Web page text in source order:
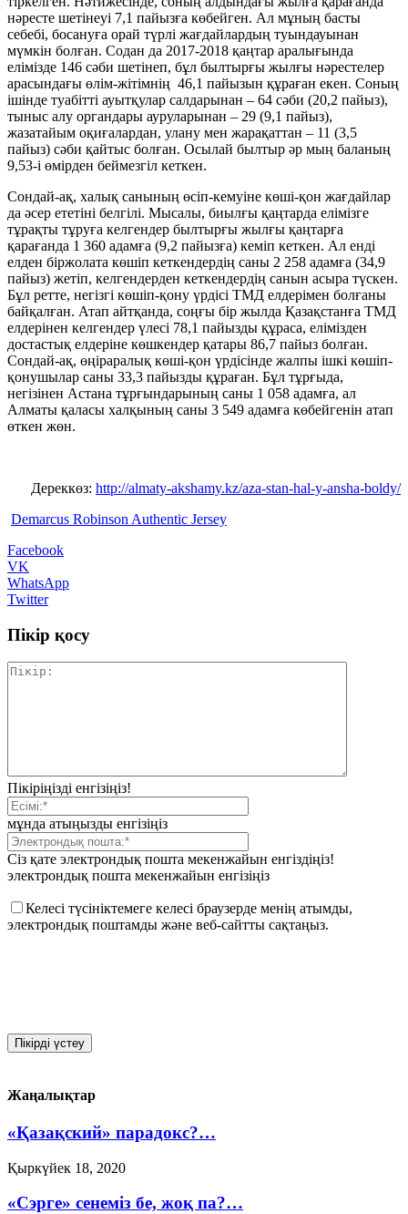
нәресте шетінеуі 7,1 пайыз­ға көбейген. Ал мұның басты
себебі, босануға орай түрлі жағдайлардың туын­дауынан
мүмкін болған. Содан да 2017-2018 қаңтар аралығында
елімізде 146 сәби шетінеп, бұл был­тырғы жылғы нәресте­лер
арасындағы өлім-жітімнің 46,1 пайызын құраған екен. Соның
ішінде туабітті ауытқулар салда­рынан – 64 сәби (20,2 пайыз),
ты­ныс алу орган­дары ауру­лары­нан – 29 (9,1 пайыз),
жазатайым оқиға­лардан, улану мен жара­қаттан – 11 (3,5
пайыз) сәби қайтыс болған. Осылай былтыр әр мың баланың
9,53-і өмірден беймезгіл кеткен.
Сондай-ақ, халық са­нының өсіп-кемуіне көші-қон жағдайлар
да әсер ететіні белгілі. Мысалы, биылғы қаңтарда елімізге
тұрақты тұруға келгендер былтырғы жылғы қаңтарға
қарағанда 1 360 адамға (9,2 пайызға) кеміп кеткен. Ал енді
елден біржолата көшіп кеткендердің саны 2 258 адамға (34,9
пайыз) жетіп, келгендерден кет­кендердің санын асыра түскен.
Бұл ретте, негізгі көшіп-қону үрдісі ТМД елдерімен болғаны
бай­қалған. Атап айтқанда, соңғы бір жылда Қазақ­станға ТМД
елдері­нен келгендер үлесі 78,1 пайызды құраса, елімізден
достастық елдеріне көш­кендер қатары 86,7 пайыз болған.
Сондай-ақ, өңір­аралық көші-қон үрдісінде жалпы ішкі көшіп-
қону­шылар саны 33,3 пайызды құраған. Бұл тұрғыда,
негізінен Астана тұрғын­дарының саны 1 058 адам­ға, ал
Алматы қаласы халқы­ның саны 3 549 адамға көбейгенін атап
өткен жөн.
Дереккөз: http://almaty-akshamy.kz/aza-stan-hal-y-ansha-boldy/
Demarcus Robinson Authentic Jersey
Facebook
VK
WhatsApp
Twitter
Пікір қосу
Пікіріңізді енгізіңіз!
мұнда атыңызды енгізіңіз
Сіз қате электрондық пошта мекенжайын енгіздіңіз!
электрондық пошта мекенжайын енгізіңіз
Келесі түсініктемеге келесі браузерде менің атымды,
электрондық поштамды және веб-сайтты сақтаңыз.
Жаңалықтар
«Қазақский» парадокс?…
Қыркүйек 18, 2020
«Сэрге» сенеміз бе, жоқ па?…